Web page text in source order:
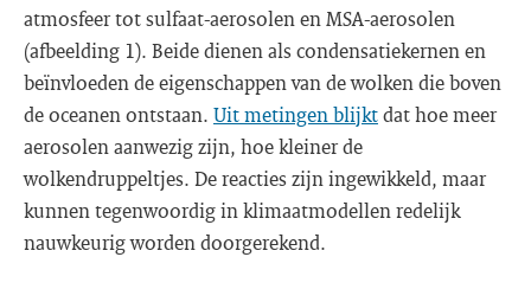
atmosfeer tot sulfaat-aerosolen en MSA-aerosolen
(afbeelding 1). Beide dienen als condensatiekernen en
beïnvloeden de eigenschappen van de wolken die boven
de oceanen ontstaan. Uit metingen blijktdat hoe meer
aerosolen aanwezig zijn, hoe kleiner de
wolkendruppeltjes. De reacties zijn ingewikkeld, maar
kunnen tegenwoordig in klimaatmodellen redelijk
nauwkeurig worden doorgerekend.